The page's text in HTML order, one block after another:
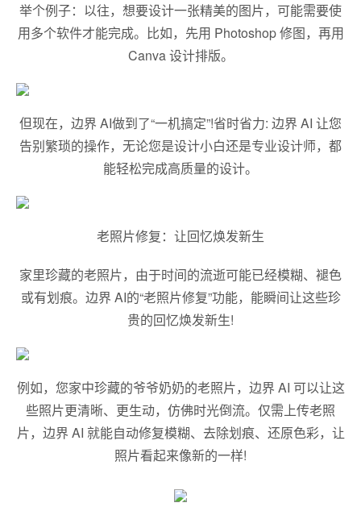
举个例子：以往，想要设计一张精美的图片，可能需要使
用多个软件才能完成。比如，先用 Photoshop 修图，再用
Canva 设计排版。
但现在，边界 AI做到了“一机搞定”!省时省力: 边界 AI 让您
告别繁琐的操作，无论您是设计小白还是专业设计师，都
能轻松完成高质量的设计。
老照片修复：让回忆焕发新生
家里珍藏的老照片，由于时间的流逝可能已经模糊、褪色
或有划痕。边界 AI的“老照片修复”功能，能瞬间让这些珍
贵的回忆焕发新生!
例如，您家中珍藏的爷爷奶奶的老照片，边界 AI 可以让这
些照片更清晰、更生动，仿佛时光倒流。仅需上传老照
片，边界 AI 就能自动修复模糊、去除划痕、还原色彩，让
照片看起来像新的一样!